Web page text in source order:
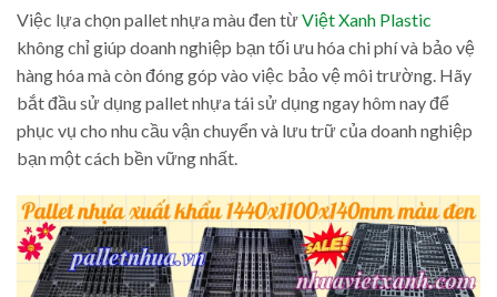
Việc lựa chọn pallet nhựa màu đen từViệt Xanh Plastic
không chỉ giúp doanh nghiệp bạn tối ưu hóa chi phí và bảo vệ
hàng hóa mà còn đóng góp vào việc bảo vệ môi trường. Hãy
bắt đầu sử dụng pallet nhựa tái sử dụng ngay hôm nay để
phục vụ cho nhu cầu vận chuyển và lưu trữ của doanh nghiệp
bạn một cách bền vững nhất.